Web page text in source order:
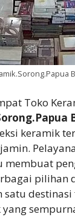
Toko
keramik
membuat
pilihan
satu